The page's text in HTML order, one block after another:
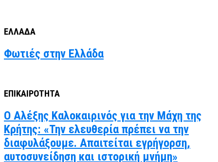
ΕΛΛΑΔΑ
Φωτιές στην Ελλάδα
ΕΠΙΚΑΙΡΟΤΗΤΑ
Ο Αλέξης Καλοκαιρινός για την Μάχη της
Κρήτης: «Την ελευθερία πρέπει να την
διαφυλάξουμε. Απαιτείται εγρήγορση,
αυτοσυνείδηση και ιστορική μνήμη»